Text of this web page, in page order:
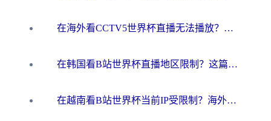
在海外看CCTV5世界杯直播无法播放？这篇指南让你和国内球迷同步呐喊
在韩国看B站世界杯直播地区限制？这篇指南让你告别“当前地区不可播放”
在越南看B站世界杯当前IP受限制？海外党体育观赛终极指南来了